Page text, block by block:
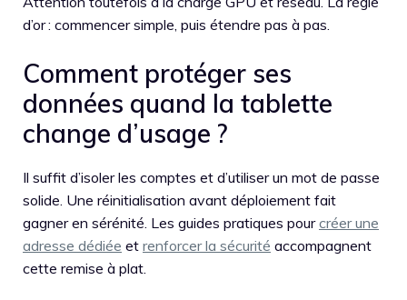
d’or : commencer simple, puis étendre pas à pas.
Comment protéger ses
données quand la tablette
change d’usage ?
Il suffit d’isoler les comptes et d’utiliser un mot de passe
solide. Une réinitialisation avant déploiement fait
gagner en sérénité. Les guides pratiques pourcréer une
adresse dédiée et renforcer la sécurité accompagnent
cette remise à plat.